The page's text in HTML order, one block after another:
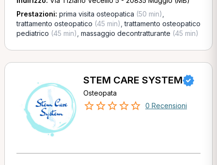
Prestazioni: prima visita osteopatica (50 min)
trattamento osteopatico (45 min) ,trattamento osteopatico
pediatrico (45 min) massaggio decontratturante (45 min)
STEM CARE SYSTEM
Osteopata
0 Recensioni